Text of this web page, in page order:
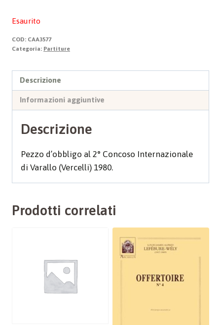
Esaurito
COD: CAA3577
Categoria: Partiture
Descrizione
Informazioni aggiuntive
Descrizione
Pezzo d’obbligo al 2° Concoso Internazionale
di Varallo (Vercelli) 1980.
Prodotti correlati